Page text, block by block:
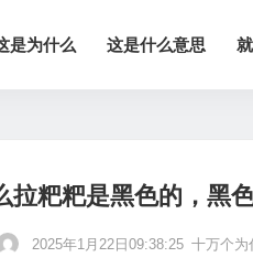
是为什么 这是什么意思
拉粑粑是黑色的，黑
2025年1月22日09:38:25 十万个为